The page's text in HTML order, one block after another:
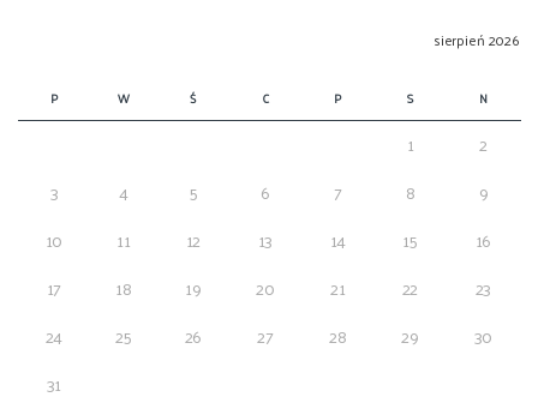
sierpień 2026
P W Ś C P S N
1
2
3
4 5 6 7 8
9
10
11 12 13 14 15
16
17
18 19 20 21 22
23
24
25 26 27 28 29
30
31